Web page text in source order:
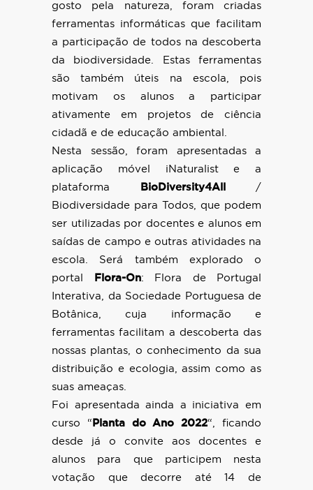
gosto pela natureza, foram criadas
ferramentas informáticas que facilitam
a participação de todos na descoberta
da biodiversidade. Estas ferramentas
são também úteis na escola, pois
motivam os alunos a participar
ativamente em projetos de ciência
cidadã e de educação ambiental.
Nesta sessão, foram apresentadas a
aplicação móvel iNaturalist e a
plataforma
BioDiversity4All
/
Biodiversidade para Todos, que podem
ser utilizadas por docentes e alunos em
saídas de campo e outras atividades na
escola. Será também explorado o
portal
Flora-On: Flora de Portugal
Interativa, da Sociedade Portuguesa de
Botânica, cuja informação e
ferramentas facilitam a descoberta das
nossas plantas, o conhecimento da sua
distribuição e ecologia, assim como as
suas ameaças.
Foi apresentada ainda a iniciativa em
curso “ Planta do Ano 2022“, ficando
desde já o convite aos docentes e
alunos para que participem nesta
votação que decorre até 14 de